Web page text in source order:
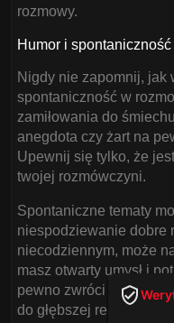
rozmowy.
Humor i spontaniczność
Nigdy nie zapomnij, jak
spontaniczność w
zamiłowania do
anegdota czy żart na
Upewnij się tylko, że
twojej rozmówczyni.
Spontaniczne tematy
niespodziewanie dobre
niecodziennym, może
masz otwarty umysł i
pewno zwróci jej
do głębszej relacji.